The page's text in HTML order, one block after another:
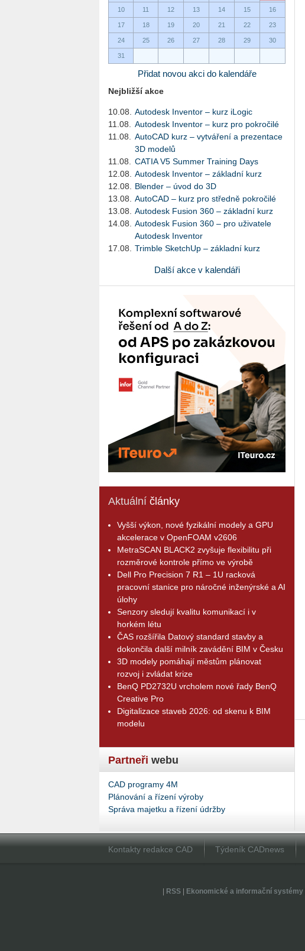
10 11 12 13 14 15 16
17 18 19 20 21 22 23
24 25 26 27 28 29 30
31
Přidat novou akci do kalendáře
Nejbližší akce
10.08.
Autodesk Inventor – kurz iLogic
11.08.
Autodesk Inventor – kurz pro pokročilé
11.08.
AutoCAD kurz – vytváření a prezentace
3D modelů
11.08.
CATIA V5 Summer Training Days
12.08.
Autodesk Inventor – základní kurz
12.08.
Blender – úvod do 3D
13.08.
AutoCAD – kurz pro středně pokročilé
13.08.
Autodesk Fusion 360 – základní kurz
14.08.
Autodesk Fusion 360 – pro uživatele
Autodesk Inventor
17.08.
Trimble SketchUp – základní kurz
Další akce v kalendáři
Aktuální články
Vyšší výkon, nové fyzikální modely a GPU
akcelerace v OpenFOAM v2606
MetraSCAN BLACK2 zvyšuje flexibilitu při
rozměrové kontrole přímo ve výrobě
Dell Pro Precision 7 R1 – 1U racková
pracovní stanice pro náročné inženýrské a AI
úlohy
Senzory sledují kvalitu komunikací i v
horkém létu
ČAS rozšířila Datový standard stavby a
dokončila další milník zavádění BIM v Česku
3D modely pomáhají městům plánovat
rozvoj i zvládat krize
BenQ PD2732U vrcholem nové řady BenQ
Creative Pro
Digitalizace staveb 2026: od skenu k BIM
modelu
Partneři webu
CAD programy 4M
Plánování a řízení výroby
Správa majetku a řízení údržby
Kontakty redakce CAD Týdeník CADnews
RSS| Ekonomické a informační systémy|